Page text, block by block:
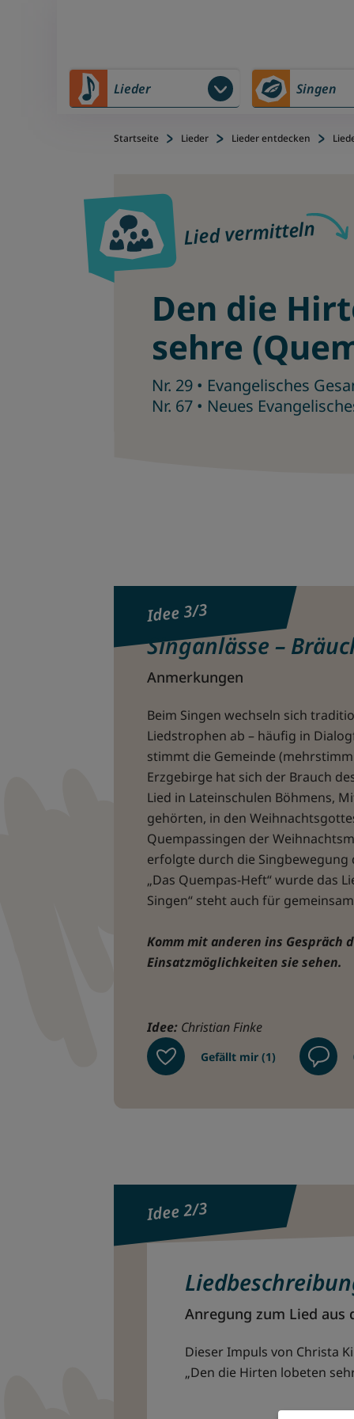
Lieder Singen
Startseite Lieder Lieder entdecken
Lied vermitteln
Den die
sehre
Nr. 29 • Evangelisches
Nr. 67 • Neues
Idee 3/3
Singanlässe –
Anmerkungen
Beim Singen wechseln sich
Liedstrophen ab – häufig in
stimmt die Gemeinde
Erzgebirge hat sich der Brauch
Lied in Lateinschulen Böhmens,
gehörten, in den
Quempassingen der
erfolgte durch die Singbewegung
„Das Quempas-Heft“ wurde das
Singen“ steht auch für
Komm mit anderen ins Gespräch
Einsatzmöglichkeiten sie sehen.
Idee: Christian Finke
Gefällt mir (1)
Idee 2/3
Anregung zum Lied aus
Dieser Impuls von Christa
„Den die Hirten lobeten